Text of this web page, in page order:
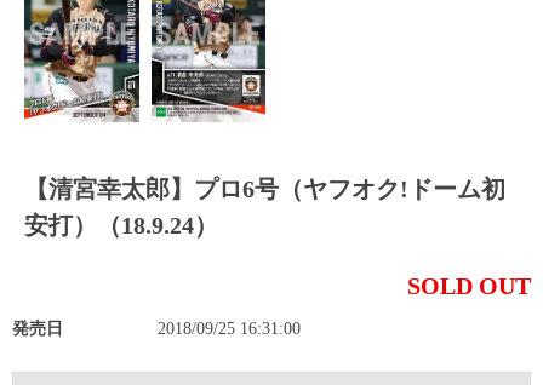
【清宮幸太郎】プロ6号（ヤフオク!ドーム初
安打）（18.9.24）
SOLD OUT
発売日 2018/09/25 16:31:00